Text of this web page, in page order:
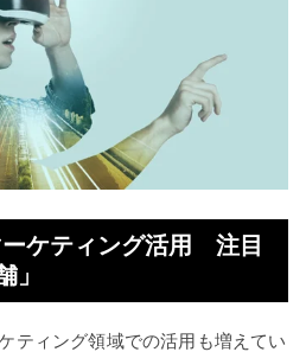
ケティング活用 注目
」
ティング領域での活用も増えてい